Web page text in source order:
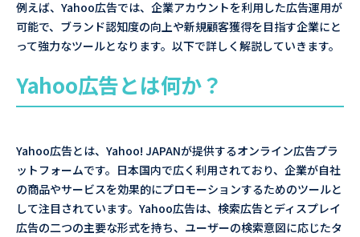
例えば、Yahoo広告では、企業アカウントを利用した広告運用が
可能で、ブランド認知度の向上や新規顧客獲得を目指す企業にと
って強力なツールとなります。以下で詳しく解説していきます。
Yahoo広告とは何か？
Yahoo広告とは、Yahoo! JAPANが提供するオンライン広告プラ
ットフォームです。日本国内で広く利用されており、企業が自社
の商品やサービスを効果的にプロモーションするためのツールと
して注目されています。Yahoo広告は、検索広告とディスプレイ
広告の二つの主要な形式を持ち、ユーザーの検索意図に応じたタ